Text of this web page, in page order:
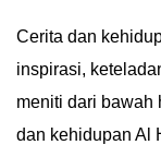
Cerita dan
inspirasi,
meniti dari bawah
dan kehidupan Al